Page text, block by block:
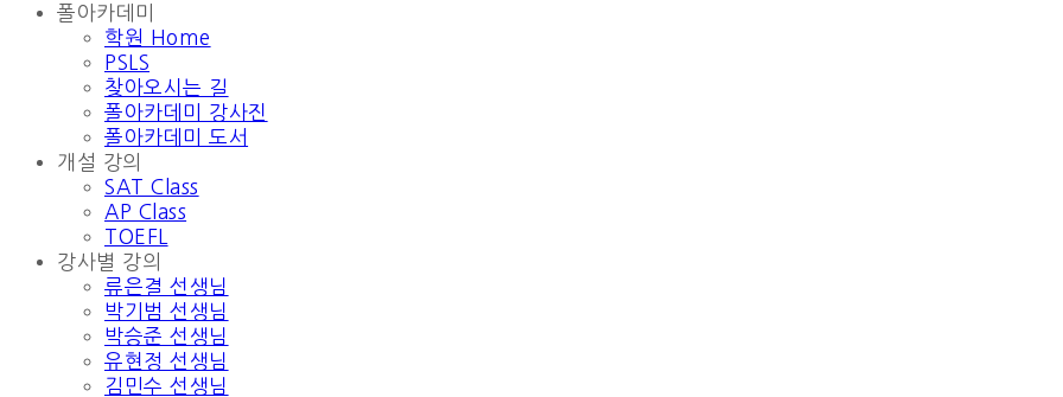
폴아카데미
학원 Home
PSLS
찾아오시는 길
폴아카데미 강사진
폴아카데미 도서
개설 강의
SAT Class
AP Class
TOEFL
강사별 강의
류은결 선생님
박기범 선생님
박승준 선생님
유현정 선생님
김민수 선생님